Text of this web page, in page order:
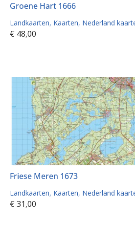
Groene Hart 1666
Landkaarten Kaarten Nederland
€ 48,00
Friese Meren 1673
Landkaarten Kaarten Nederland
€ 31,00